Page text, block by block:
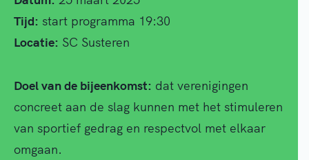
Tijd: start programma 19:30
Locatie: SC Susteren
Doel van de bijeenkomst: dat verenigingen
concreet aan de slag kunnen met het stimuleren
van sportief gedrag en respectvol met elkaar
omgaan.